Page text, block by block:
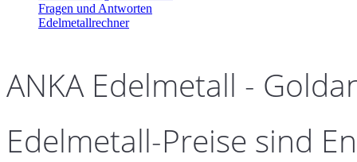
Fragen und Antworten
Edelmetallrechner
ANKA Edelmetall -
Edelmetall-Preise sind